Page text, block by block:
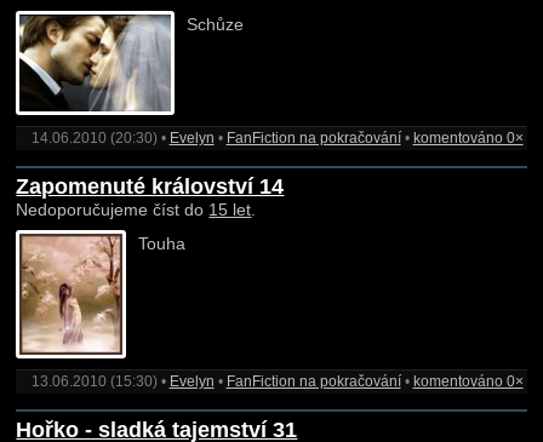
Schůze
14.06.2010 (20:30) • Evelyn • FanFiction na pokračování• komentováno 0×
Zapomenuté království 14
Nedoporučujeme číst do 15 let
Touha
13.06.2010 (15:30) • Evelyn • FanFiction na pokračování• komentováno 0×
Hořko - sladká tajemství 31